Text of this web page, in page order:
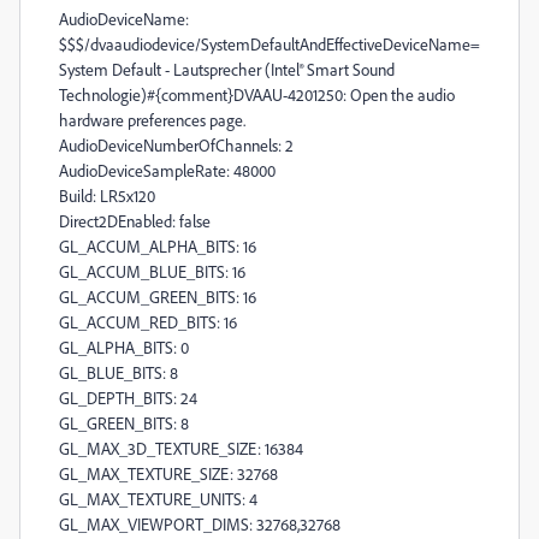
AudioDeviceName:
$$$/dvaaudiodevice/SystemDefaultAndEffectiveDeviceName=
System Default - Lautsprecher (Intel® Smart Sound
Technologie)#{comment}DVAAU-4201250: Open the audio
hardware preferences page.
AudioDeviceNumberOfChannels: 2
AudioDeviceSampleRate: 48000
Build: LR5x120
Direct2DEnabled: false
GL_ACCUM_ALPHA_BITS: 16
GL_ACCUM_BLUE_BITS: 16
GL_ACCUM_GREEN_BITS: 16
GL_ACCUM_RED_BITS: 16
GL_ALPHA_BITS: 0
GL_BLUE_BITS: 8
GL_DEPTH_BITS: 24
GL_GREEN_BITS: 8
GL_MAX_3D_TEXTURE_SIZE: 16384
GL_MAX_TEXTURE_SIZE: 32768
GL_MAX_TEXTURE_UNITS: 4
GL_MAX_VIEWPORT_DIMS: 32768,32768